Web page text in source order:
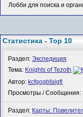
Лобби для поиска и
Статистика - Top 10
Раздел:Экспедиция
Тема: Knights of Tezoth
Автор: kcfgogbfalgfl
Просмотры / Сообщения:
Раздел: Карты: